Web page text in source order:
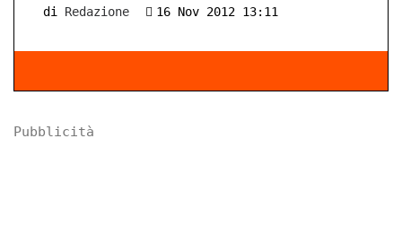
di Redazione 16 Nov 2012 13:11
Pubblicità